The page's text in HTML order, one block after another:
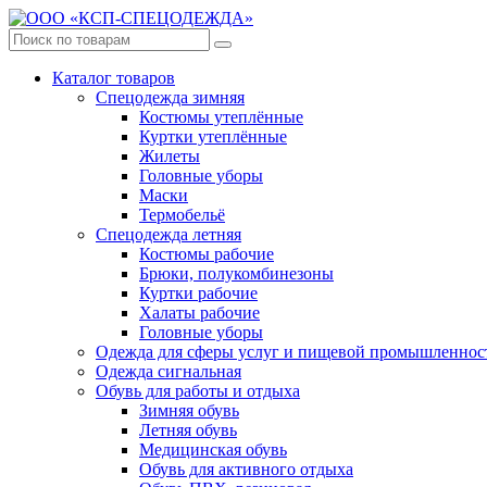
Каталог товаров
Спецодежда зимняя
Костюмы утеплённые
Куртки утеплённые
Жилеты
Головные уборы
Маски
Термобельё
Спецодежда летняя
Костюмы рабочие
Брюки, полукомбинезоны
Куртки рабочие
Халаты рабочие
Головные уборы
Одежда для сферы услуг и пищевой
Одежда сигнальная
Обувь для работы и отдыха
Зимняя обувь
Летняя обувь
Медицинская обувь
Обувь для активного отдыха